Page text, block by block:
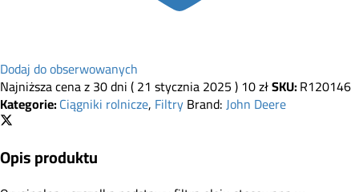
Dodaj do obserwowanych
Najniższa cena z 30 dni (21 stycznia 2025)10złSKU:R120146
Kategorie:Ciągniki rolnicze, FiltryBrand:John Deere
Opis produktu